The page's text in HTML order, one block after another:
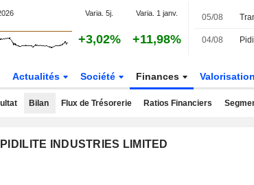
Varia. 5j. Varia. 1 janv.
+3,02% +11,98%
05/08
04/08
Actualités Société Finances Valorisation
Bilan Flux de Trésorerie Ratios Financiers
INDUSTRIES LIMITED